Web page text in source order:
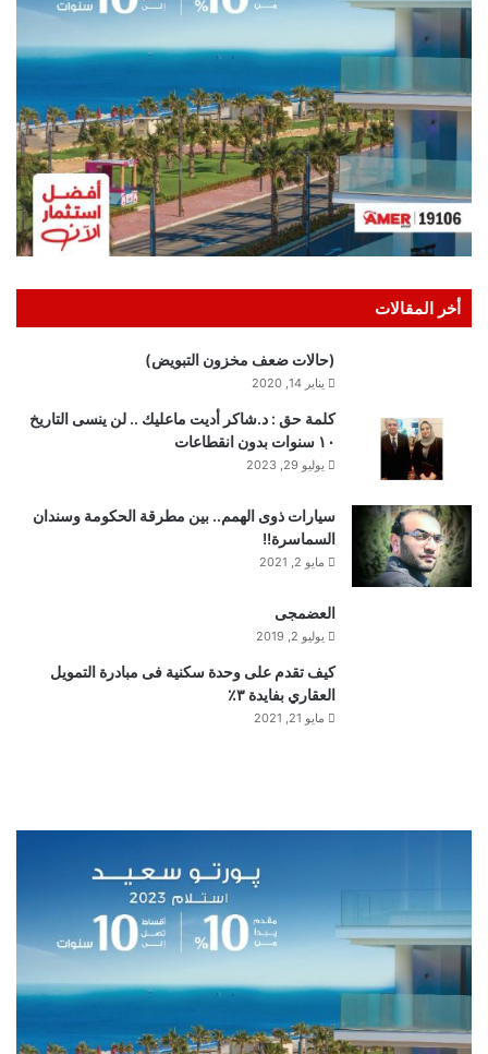
أخر المقالات
(حالات ضعف مخزون التبويض)
يناير 14, 2020
كلمة حق : د.شاكر أديت ماعليك .. لن ينسى التاريخ
١٠ سنوات بدون انقطاعات
يوليو 29, 2023
سيارات ذوى الهمم.. بين مطرقة الحكومة وسندان
السماسرة!!
مايو 2, 2021
العضمجى
يوليو 2, 2019
كيف تقدم على وحدة سكنية فى مبادرة التمويل
العقاري بفايدة ٣٪
مايو 21, 2021